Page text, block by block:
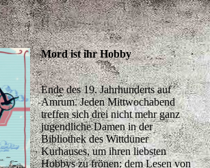
Mord ist ihr Hobby
Ende des 19. Jahrhunderts auf
Amrum. Jeden Mittwochabend
treffen sich drei nicht mehr ganz
jugendliche Damen in der
Bibliothek des Wittdüner
Kurhauses, um ihren liebsten
Hobbys zu frönen: dem Lesen von